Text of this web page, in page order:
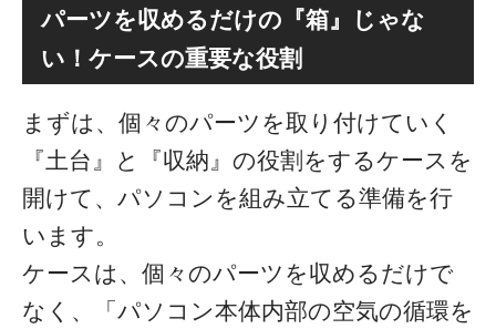
パーツを収めるだけの『箱』じゃな
い！ケースの重要な役割
まずは、個々のパーツを取り付けていく
『土台』と『収納』の役割をするケースを
開けて、パソコンを組み立てる準備を行
います。
ケースは、個々のパーツを収めるだけで
なく、「パソコン本体内部の空気の循環を